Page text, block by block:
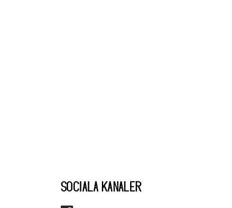
SOCIALA KANALER